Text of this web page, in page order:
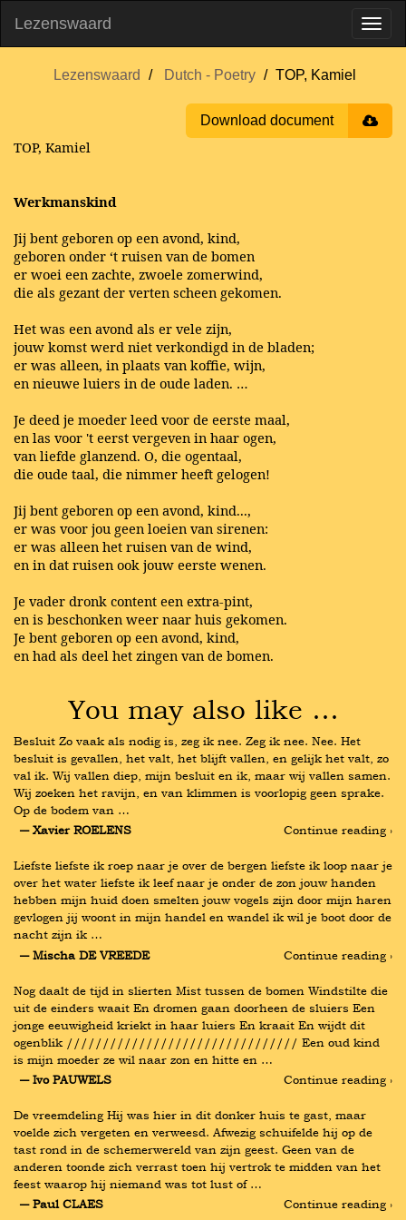
Lezenswaard
Lezenswaard Dutch - Poetry TOP, Kamiel
Download document
TOP, Kamiel
Werkmanskind
Jij bent geboren op een avond, kind,
geboren onder ‘t ruisen van de bomen
er woei een zachte, zwoele zomerwind,
die als gezant der verten scheen gekomen.
Het was een avond als er vele zijn,
jouw komst werd niet verkondigd in de bladen;
er was alleen, in plaats van koffie, wijn,
en nieuwe luiers in de oude laden. …
Je deed je moeder leed voor de eerste maal,
en las voor 't eerst vergeven in haar ogen,
van liefde glanzend. O, die ogentaal,
die oude taal, die nimmer heeft gelogen!
Jij bent geboren op een avond, kind...,
er was voor jou geen loeien van sirenen:
er was alleen het ruisen van de wind,
en in dat ruisen ook jouw eerste wenen.
Je vader dronk content een extra-pint,
en is beschonken weer naar huis gekomen.
Je bent geboren op een avond, kind,
en had als deel het zingen van de bomen.
You may also like …
Besluit Zo vaak als nodig is, zeg ik nee. Zeg ik nee. Nee. Het
besluit is gevallen, het valt, het blijft vallen, en gelijk het valt, zo
val ik. Wij vallen diep, mijn besluit en ik, maar wij vallen samen.
Wij zoeken het ravijn, en van klimmen is voorlopig geen sprake.
Op de bodem van …
― Xavier ROELENS
Continue reading ›
Liefste liefste ik roep naar je over de bergen liefste ik loop naar je
over het water liefste ik leef naar je onder de zon jouw handen
hebben mijn huid doen smelten jouw vogels zijn door mijn haren
gevlogen jij woont in mijn handel en wandel ik wil je boot door de
nacht zijn ik …
― Mischa DE VREEDE
Continue reading ›
Nog daalt de tijd in slierten Mist tussen de bomen Windstilte die
uit de einders waait En dromen gaan doorheen de sluiers Een
jonge eeuwigheid kriekt in haar luiers En kraait En wijdt dit
ogenblik //////////////////////////////// Een oud kind
is mijn moeder ze wil naar zon en hitte en …
― Ivo PAUWELS
Continue reading ›
De vreemdeling Hij was hier in dit donker huis te gast, maar
voelde zich vergeten en verweesd. Afwezig schuifelde hij op de
tast rond in de schemerwereld van zijn geest. Geen van de
anderen toonde zich verrast toen hij vertrok te midden van het
feest waarop hij niemand was tot lust of …
― Paul CLAES
Continue reading ›